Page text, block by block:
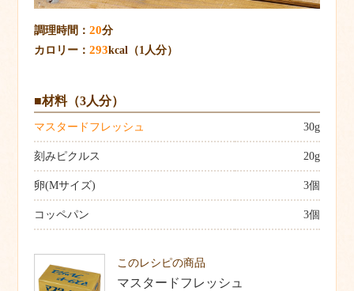
調理時間： 20分
カロリー： 293kcal（1人分）
■材料（3人分）
マスタードフレッシュ 30g
刻みピクルス 20g
卵(Mサイズ) 3個
コッペパン 3個
このレシピの商品
マスタードフレッシュ